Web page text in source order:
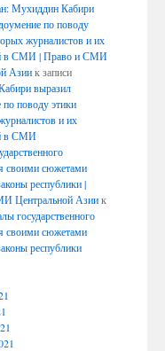
Мухиддин Кабири
по поводу
журналистов и их
в СМИ | Право и СМИ
Азиик записи
выразил
поводу этики
и их
в СМИ
своими сюжетами
республики |
Центральной Азиик
государственного
своими сюжетами
республики